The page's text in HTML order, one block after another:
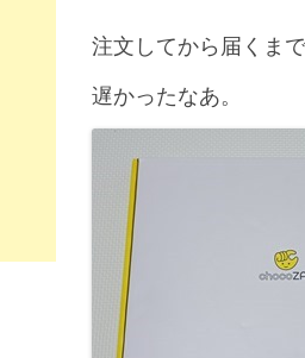
注文してから届くま
遅かったなあ。